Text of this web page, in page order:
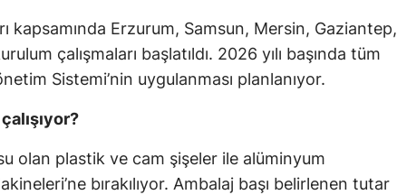
Isparta
Mersin
İzmir
kapsamında Erzurum, Samsun, Mersin, Gaziantep,
çalışmaları başlatıldı. 2026 yılı başında tüm
Sistemi’nin uygulanması planlanıyor.
olan plastik ve cam şişeler ile alüminyum
bırakılıyor. Ambalaj başı belirlenen tutar